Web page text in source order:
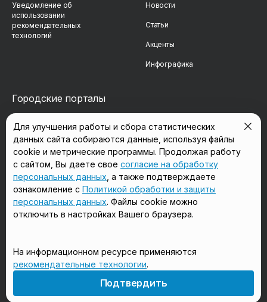
Уведомление об
использовании
рекомендательных
технологий
Новости
Статьи
Акценты
Инфографика
Городские порталы
в Подольске в Мытищах
в Реутове в Балашихе
в Сергиевом Посаде в Люберцах
в Красногорске в Королёве
в Домодедово в Щёлково
18+
Для улучшения работы и сбора статистических
данных сайта собираются данные, используя файлы
cookie и метрические программы. Продолжая работу
с сайтом, Вы даете свое согласие на обработку
персональных данных , а также подтверждаете
ознакомление с Политикой обработки и защиты
персональных данных. Файлы cookie можно
отключить в настройках Вашего браузера.
На информационном ресурсе применяются
рекомендательные технологии.
Подтвердить